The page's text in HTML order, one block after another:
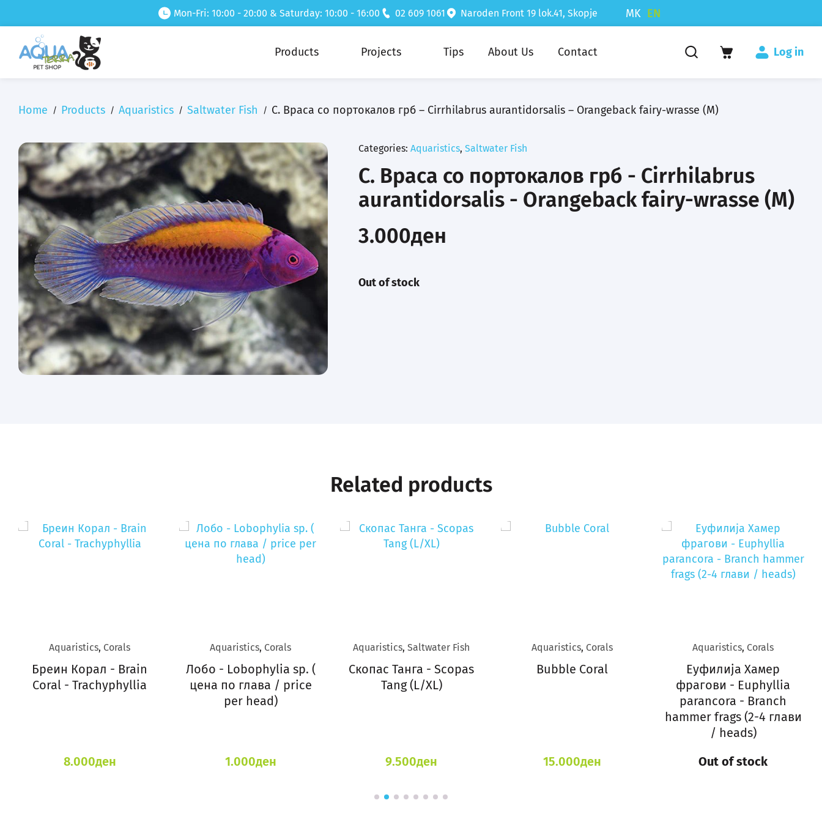
Mon-Fri: 10:00 - 20:00 & Saturday: 10:00 - 16:00 02 609 1061 Naroden Front 19 lok.41, Skopje MK EN
Products Projects Tips About Us Contact Log in
Home Products Aquaristics Saltwater Fish С. Враса со портокалов грб – Cirrhilabrus aurantidorsalis – Orangeback fairy-wrasse (M)
Categories: Aquaristics, Saltwater Fish
С. Враса со портокалов грб - Cirrhilabrus
aurantidorsalis - Orangeback fairy-wrasse (M)
3.000ден
Out of stock
Related products
Aquaristics, Corals
Бреин Корал - Brain
Coral - Trachyphyllia
8.000ден
Aquaristics, Corals
Лобо - Lobophylia sp. (
цена по глава / price
per head)
1.000ден
Aquaristics, Saltwater Fish
Скопас Танга - Scopas
Tang (L/XL)
9.500ден
Aquaristics, Corals
Bubble Coral
15.000ден
Aquaristics, Corals
Еуфилија Хамер
фрагови - Euphyllia
parancora - Branch
hammer frags (2-4 глави
/ heads)
Out of stock